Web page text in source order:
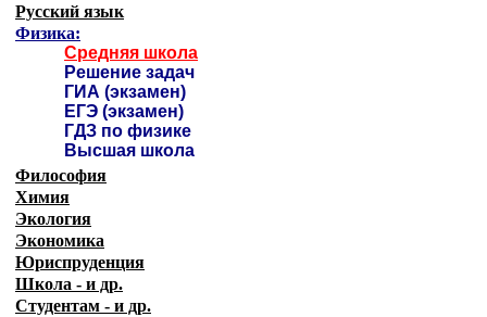
Русский язык
Физика:
Средняя школа
Решение задач
ГИА (экзамен)
ЕГЭ (экзамен)
ГДЗ по физике
Высшая школа
Философия
Химия
Экология
Экономика
Юриспруденция
Школа - и др.
Студентам - и др.